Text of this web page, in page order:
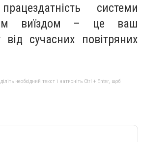
системи
виїздом – це ваш
сучасних повітряних
необхідний текст і натисніть Ctrl + Enter, щоб